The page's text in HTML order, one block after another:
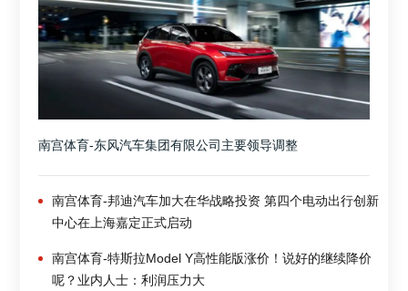
南宫体育-东风汽车集团有限公司主要领导调整
南宫体育-邦迪汽车加大在华战略投资 第四个电动出行创新
中心在上海嘉定正式启动
南宫体育-特斯拉Model Y高性能版涨价！说好的继续降价
呢？业内人士：利润压力大